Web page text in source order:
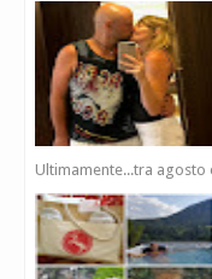
Ultimamente...tra agosto